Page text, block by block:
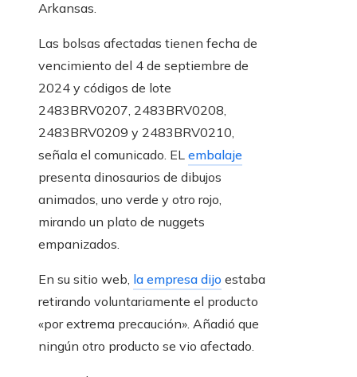
Arkansas.
Las bolsas afectadas tienen fecha de
vencimiento del 4 de septiembre de
2024 y códigos de lote
2483BRV0207, 2483BRV0208,
2483BRV0209 y 2483BRV0210,
señala el comunicado. EL embalaje
presenta dinosaurios de dibujos
animados, uno verde y otro rojo,
mirando un plato de nuggets
empanizados.
En su sitio web, la empresa dijo estaba
retirando voluntariamente el producto
«por extrema precaución». Añadió que
ningún otro producto se vio afectado.